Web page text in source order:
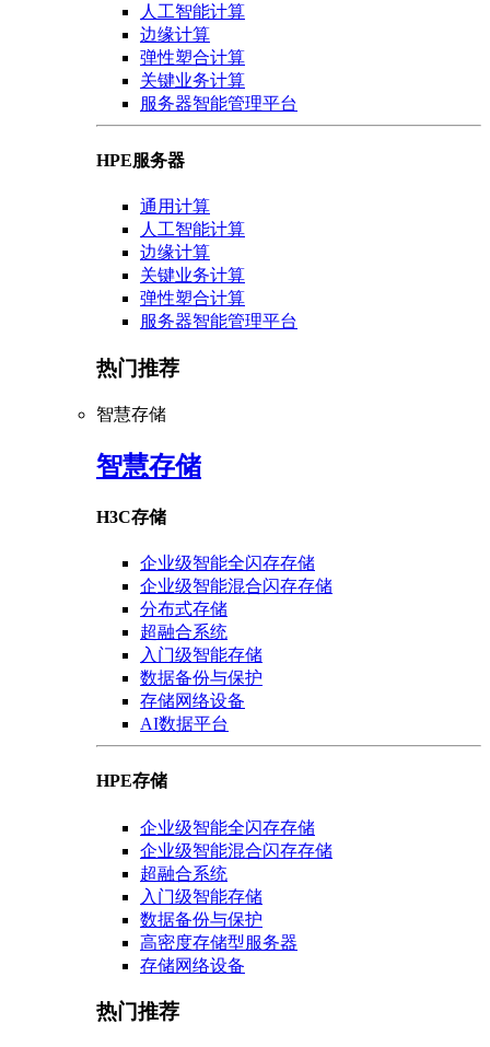
人工智能计算
边缘计算
弹性塑合计算
关键业务计算
服务器智能管理平台
HPE服务器
通用计算
人工智能计算
边缘计算
关键业务计算
弹性塑合计算
服务器智能管理平台
热门推荐
智慧存储
智慧存储
H3C存储
企业级智能全闪存存储
企业级智能混合闪存存储
分布式存储
超融合系统
入门级智能存储
数据备份与保护
存储网络设备
AI数据平台
HPE存储
企业级智能全闪存存储
企业级智能混合闪存存储
超融合系统
入门级智能存储
数据备份与保护
高密度存储型服务器
存储网络设备
热门推荐